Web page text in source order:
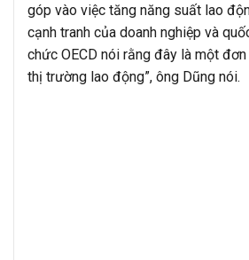
góp vào việc tăng năng suất lao
cạnh tranh của doanh nghiệp và
chức OECD nói rằng đây là một
thị trường lao động”, ông Dũng nói.